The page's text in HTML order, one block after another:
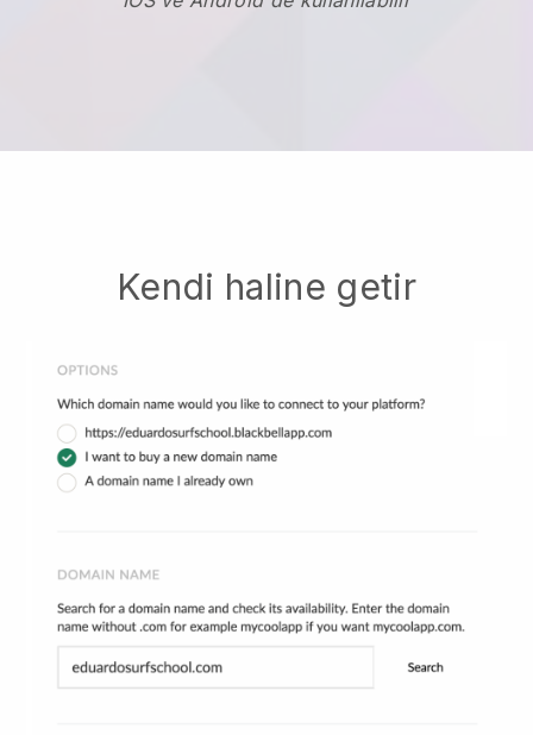
Kendi haline getir